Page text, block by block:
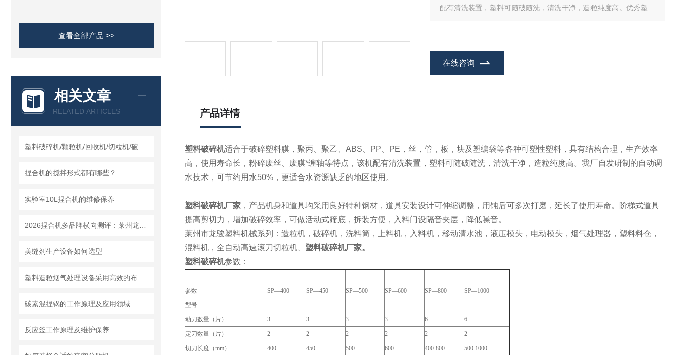
查看全部产品 >>
相关文章
RELATED ARTICLES
捏合机的搅拌形式都有哪些？
实验室10L捏合机的维修保养
美缝剂生产设备如何选型
碳素混捏锅的工作原理及应用领域
反应釜工作原理及维护保养
配有清洗装置，塑料可随破随洗，清洗干净，造粒纯度高。优秀塑料
在线咨询
产品详情
塑料破碎机适合于破碎塑料膜，聚丙、聚乙、ABS、PP、PE，丝，管，板，块及塑编袋等各种可塑性塑料，具有结构合理，生产效率
高，使用寿命长，粉碎废丝、废膜*缠轴等特点，该机配有清洗装置，塑料可随破随洗，清洗干净，造粒纯度高。我厂自发研制的自动调
水技术，可节约用水50%，更适合水资源缺乏的地区使用。
塑料破碎机厂家，产品机身和道具均采用良好特种钢材，道具安装设计可伸缩调整，用钝后可多次打磨，延长了使用寿命。阶梯式道具
提高剪切力，增加破碎效率，可做活动式筛底，拆装方便，入料门设隔音夹层，降低噪音。
莱州市龙骏塑料机械系列：造粒机，破碎机，洗料筒，上料机，入料机，移动清水池，液压模头，电动模头，烟气处理器，塑料料仓，
混料机，全自动高速滚刀切粒机、 塑料破碎机厂家。
塑料破碎机参数：
参数
型号
SP—400 SP—450 SP—500 SP—600 SP—800 SP—1000
动刀数量（片） 3 3 3 3 6 6
定刀数量（片） 2 2 2 2 2 2
切刀长度（mm） 400 450 500 600 400-800 500-1000